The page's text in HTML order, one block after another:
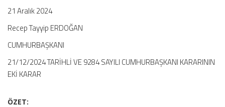
21 Aralık 2024
Recep Tayyip ERDOĞAN
CUMHURBAŞKANI
21/12/2024 TARİHLİ VE 9284 SAYILI CUMHURBAŞKANI KARARININ
EKİ KARAR
ÖZET: